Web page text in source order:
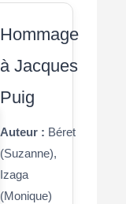
Hommage
à Jacques
Puig
Auteur : Béret
(Suzanne),
Izaga
(Monique)